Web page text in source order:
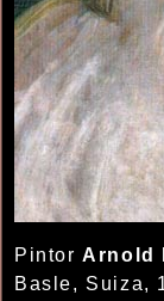
PintorArnold
Basle, Suiza,